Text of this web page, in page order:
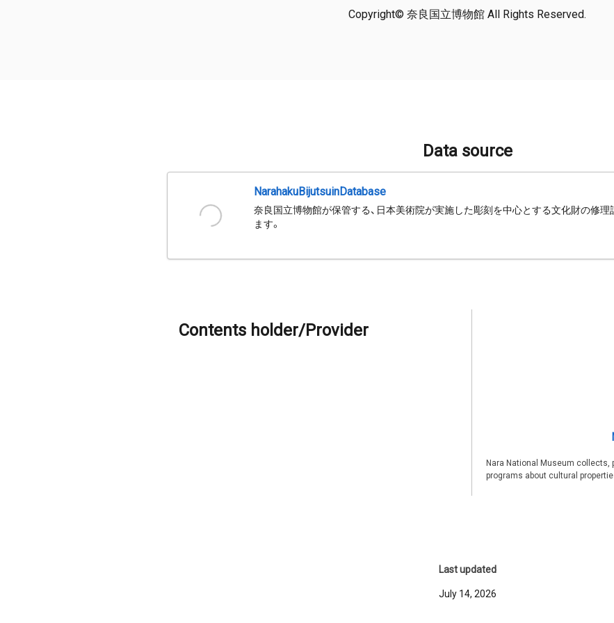
Copyright© 奈良国立博物館 All Rights Reserved.
Data source
NarahakuBijutsuinDatabase
奈良国立博物館が保管する、日本美術院が実施した彫刻を中心とする文化財の修理
ます。
Contents holder/Provider
Nara National Museum collects,
programs about cultural
Last updated
July 14, 2026